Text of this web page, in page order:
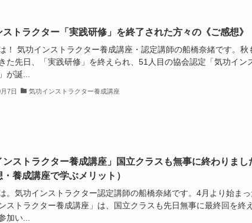
トラクター「実践研修」を終了された方々の《ご感想》
！ 気功インストラクター養成講座・認定講師の船橋奈緒です。秋
た先日、「実践研修」を終えられ、51人目の協会認定「気功イン
が誕...
7日 気功インストラクター養成講座
ンストラクター養成講座」国立クラスも無事に終わりまし
・養成講座で学ぶメリット）
。気功インストラクター認定講師の船橋奈緒です。4月より始まっ
ストラクター養成講座」は、国立クラスも先日無事に最終回を終
加い...